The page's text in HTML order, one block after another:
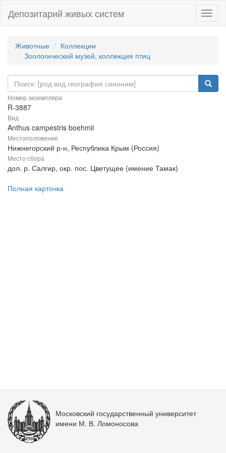
Депозитарий живых систем
Животные
Коллекции
Зоологический музей, коллекция птиц
Номер экземпляра
R-3887
Вид
Anthus campestris boehmii
Местоположение
Нижнегорский р-н, Республика Крым (Россия)
Место сбора
дол. р. Салгир, окр. пос. Цветущее (имение Тамак)
Полная карточка
Московский государственный университет
имени М. В. Ломоносова